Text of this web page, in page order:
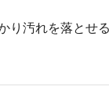
り汚れを落とせ